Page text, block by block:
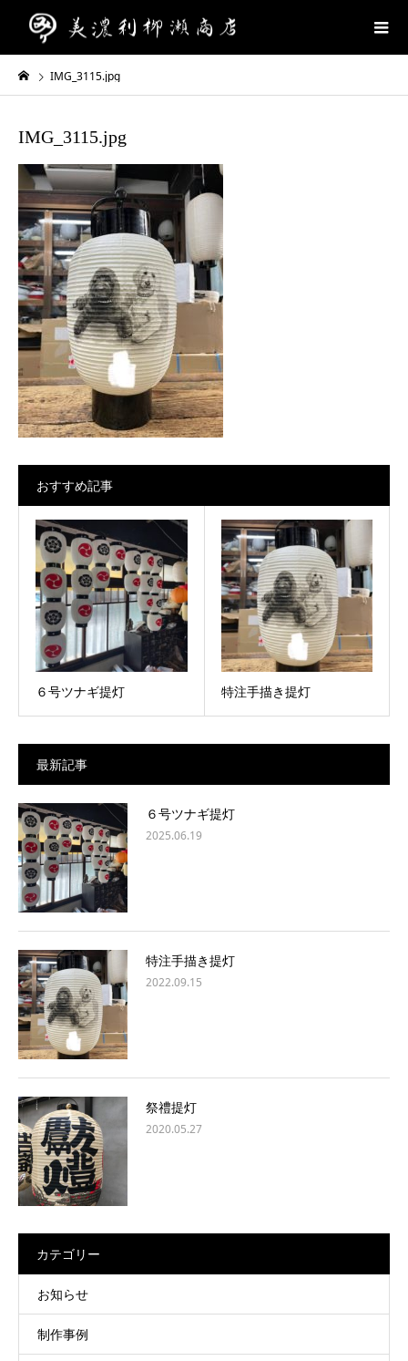
IMG_3115.jpg
IMG_3115.jpg
おすすめ記事
６号ツナギ提灯 特注手描き提灯
最新記事
６号ツナギ提灯
2025.06.19
特注手描き提灯
2022.09.15
祭禮提灯
2020.05.27
カテゴリー
お知らせ
制作事例